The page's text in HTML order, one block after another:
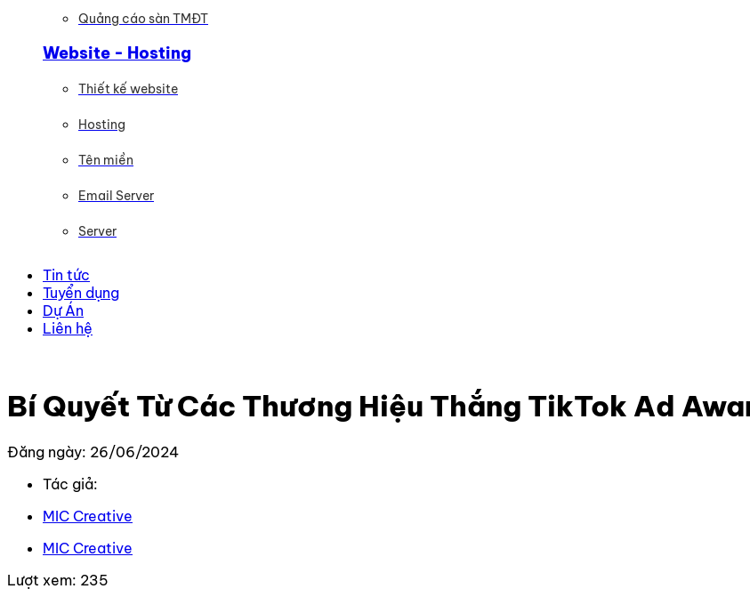
Quảng cáo sàn TMĐT
Website - Hosting
Thiết kế website
Hosting
Tên miền
Email Server
Server
Tin tức
Tuyển dụng
Dự Án
Liên hệ
Bí Quyết Từ Các Thương Hiệu Thắng TikTok Ad
Đăng ngày: 26/06/2024
Tác giả:
MIC Creative
MIC Creative
Lượt xem: 235